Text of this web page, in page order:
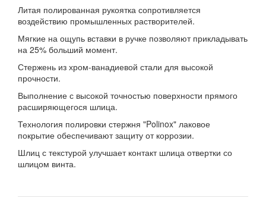
Литая полированная рукоятка сопротивляется
воздействию промышленных растворителей.
Мягкие на ощупь вставки в ручке позволяют прикладывать
на 25% больший момент.
Стержень из хром-ванадиевой стали для высокой
прочности.
Выполнение с высокой точностью поверхности прямого
расширяющегося шлица.
Технология полировки стержня "Polinox" лаковое
покрытие обеспечивают защиту от коррозии.
Шлиц с текстурой улучшает контакт шлица отвертки со
шлицом винта.